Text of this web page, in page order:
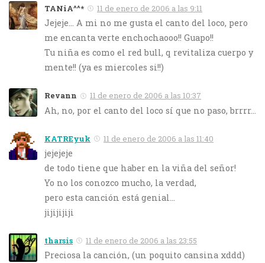
TANiA^^* 11 de enero de 2006 a las 9:11
Jejeje… A mi no me gusta el canto del loco, pero
me encanta verte enchochaooo!! Guapo!!
Tu niña es como el red bull, q revitaliza cuerpo y
mente!! (ya es miercoles si!!)
Revann 11 de enero de 2006 a las 10:37
Ah, no, por el canto del loco sí que no paso, brrrr…
KATREyuk 11 de enero de 2006 a las 11:40
jejejeje
de todo tiene que haber en la viña del señor!
Yo no los conozco mucho, la verdad,
pero esta canción está genial…
jijijijiji
tharsis 11 de enero de 2006 a las 23:55
Preciosa la canción, (un poquito cansina xddd)